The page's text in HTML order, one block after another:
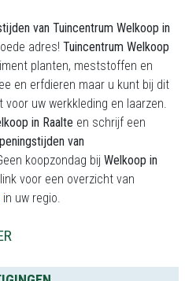
van Tuincentrum Welkoop in
adres! Tuincentrum Welkoop
planten, meststoffen en
en erfdieren maar u kunt bij dit
voor uw werkkleding en laarzen.
in Raalte en schrijf een
van
koopzondag bij Welkoop in
voor een overzicht van
in uw regio.